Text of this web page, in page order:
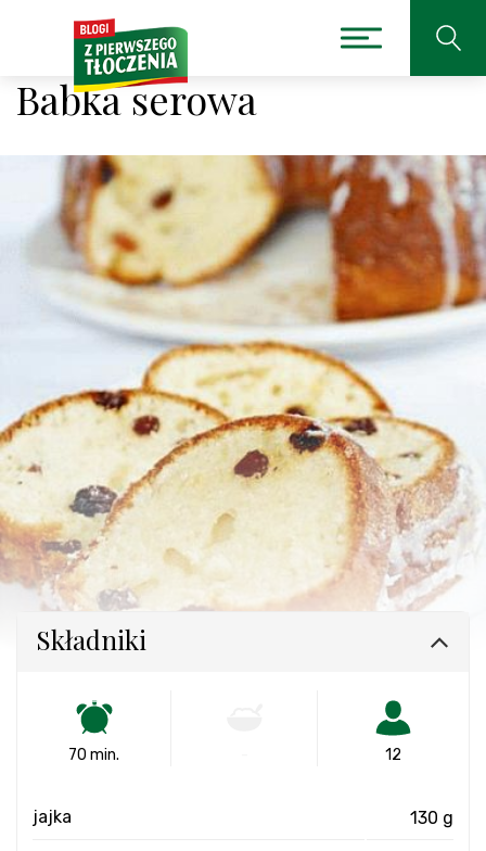
Babka serowa
Składniki
70 min. 12
jajka 130 g